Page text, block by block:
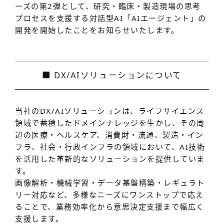
ーズの第2弾として、研究・臨床・製造現場の思考
プロセスを支援する対話型AI「AIエージェント」の
開発を開始したことをお知らせいたします。
■ DX/AIソリューションについて
当社のDX/AIソリューションは、ライフサイエンス
領域で蓄積したドメインナレッジを生かし、その周
辺の医療・ヘルスケア、消費財・流通、製造・イン
フラ、社会・行政インフラの領域において、AI技術
を活用した革新的なソリューションを提供していま
す。
画像解析・機械学習・データ基盤構築・レギュラト
リー対応など、多様なニーズにワンストップで応え
ることで、業務効率化から意思決定支援まで幅広く
支援します。